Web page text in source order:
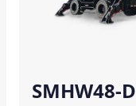
SMHW48-D